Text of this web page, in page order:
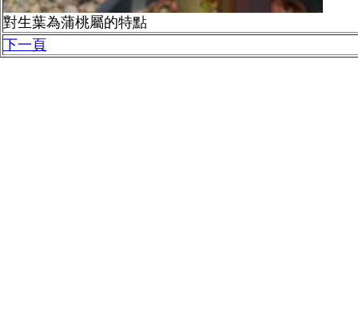
對生葉為蒲桃屬的特點
下一頁